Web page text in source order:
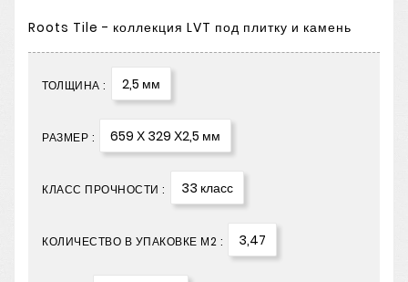
Roots Tile - коллекция LVT под плитку и камень
ТОЛЩИНА : 2,5 мм
РАЗМЕР : 659 Х 329 Х2,5 мм
КЛАСС ПРОЧНОСТИ : 33 класс
КОЛИЧЕСТВО В УПАКОВКЕ М2 : 3,47